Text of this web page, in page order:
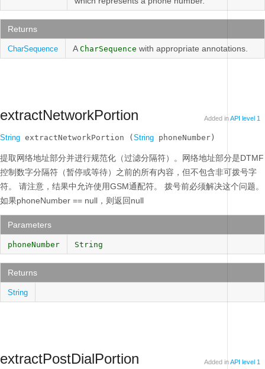
Returns
CharSequence A CharSequence with appropriate annotations.
extractNetworkPortion Added inAPI level 1
String extractNetworkPortion ( String phoneNumber)
提取网络地址部分并进行规范化（过滤分隔符）。网络地址部分是DTMF
控制数字分隔符（暂停或等待）之前的所有内容，但不包含非可拨号字
符。
请注意，结果中允许使用GSM通配符。
拨号前必须解决这个问题。
如果phoneNumber == null，则返回null
Parameters
phoneNumber String
Returns
String
extractPostDialPortion Added inAPI level 1